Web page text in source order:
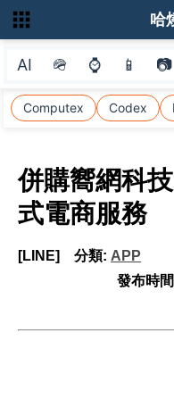
AI 🪖 ⌚ 📱 📷
Computex Codex
哈
併購嚮網科
式電商服務
[LINE] 分類: APP
發布時